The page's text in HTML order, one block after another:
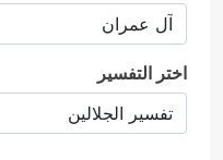
اختر التفسير